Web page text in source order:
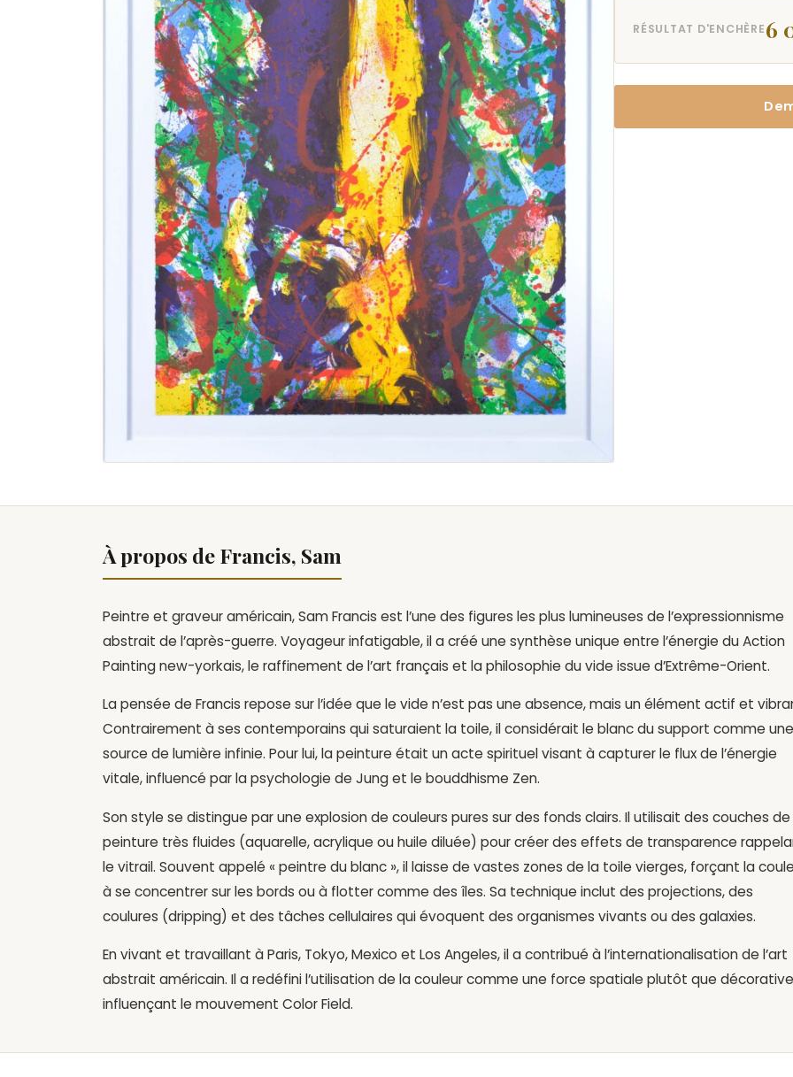
RÉSULTAT D'ENCHÈRE6
À propos de Francis, Sam
Peintre et graveur américain, Sam Francis est l’une des figures les plus lumineuses de l’expressionnisme
abstrait de l’après-guerre. Voyageur infatigable, il a créé une synthèse unique entre l’énergie du Action
Painting new-yorkais, le raffinement de l’art français et la philosophie du vide issue d’Extrême-Orient.
La pensée de Francis repose sur l’idée que le vide n’est pas une absence, mais un élément actif et
Contrairement à ses contemporains qui saturaient la toile, il considérait le blanc du support comme une
source de lumière infinie. Pour lui, la peinture était un acte spirituel visant à capturer le flux de l’énergie
vitale, influencé par la psychologie de Jung et le bouddhisme Zen.
Son style se distingue par une explosion de couleurs pures sur des fonds clairs. Il utilisait des couches de
peinture très fluides (aquarelle, acrylique ou huile diluée) pour créer des effets de transparence
le vitrail. Souvent appelé « peintre du blanc », il laisse de vastes zones de la toile vierges, forçant la
à se concentrer sur les bords ou à flotter comme des îles. Sa technique inclut des projections, des
coulures (dripping) et des tâches cellulaires qui évoquent des organismes vivants ou des galaxies.
En vivant et travaillant à Paris, Tokyo, Mexico et Los Angeles, il a contribué à l’internationalisation de l’art
abstrait américain. Il a redéfini l’utilisation de la couleur comme une force spatiale plutôt que
influençant le mouvement Color Field.